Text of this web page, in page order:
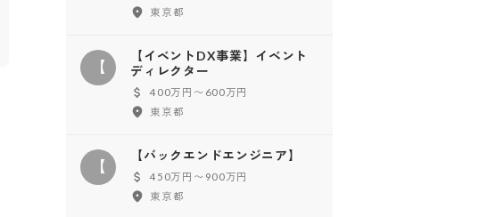
東京都
【
【イベントDX事業】イベント
ディレクター
400万円〜600万円
東京都
【
【バックエンドエンジニア】
450万円〜900万円
東京都